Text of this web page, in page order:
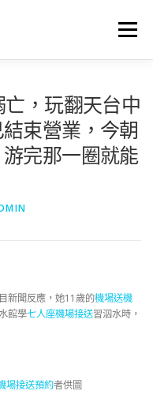
選單
，玩翻天台中
束營業，今朝
完那一圈就能
新聞反應，她11歲的機場送機
館學七人座機場接送習泅水時，
場接送預約者供圖